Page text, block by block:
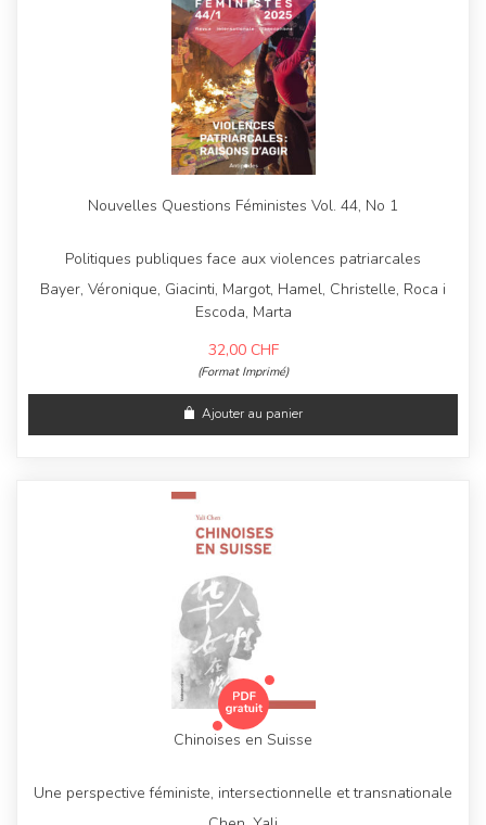
Nouvelles Questions Féministes Vol. 44, No 1
Politiques publiques face aux violences patriarcales
Bayer, Véronique, Giacinti, Margot, Hamel, Christelle, Roca i
Escoda, Marta
32,00 CHF
(Format Imprimé)
Ajouter au panier
Chinoises en Suisse
Une perspective féministe, intersectionnelle et transnationale